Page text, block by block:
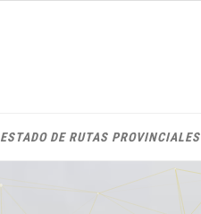
ESTADO DE RUTAS PROVINCIALES